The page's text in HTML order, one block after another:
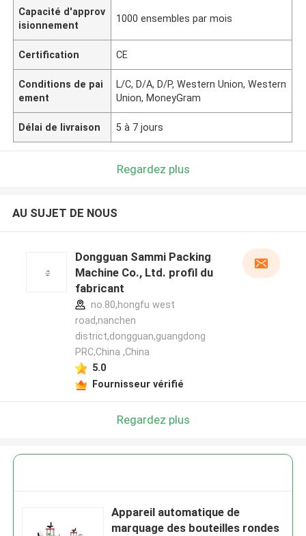
Capacité d'approv
isionnement
1000 ensembles par mois
Certification CE
Conditions de pai
ement
L/C, D/A, D/P, Western Union, Western
Union, MoneyGram
Délai de livraison 5 à 7 jours
Regardez plus
AU SUJET DE NOUS
Dongguan Sammi Packing
Machine Co., Ltd. profil du
fabricant
no.80,hongfu west
road,nanchen
district,dongguan,guangdong
PRC,China ,China
5.0
Fournisseur vérifié
Regardez plus
Appareil automatique de
marquage des bouteilles rondes